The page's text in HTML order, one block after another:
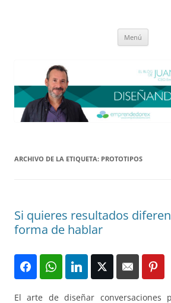
Menú
ARCHIVO DE LA ETIQUETA: PROTOTIPOS
Si quieres resultados
forma de hablar
El arte de diseñar conversaciones